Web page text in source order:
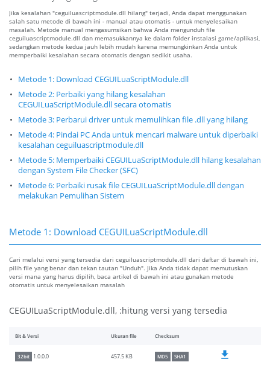
Jika kesalahan "ceguiluascriptmodule.dll hilang" terjadi, Anda dapat menggunakan
salah satu metode di bawah ini - manual atau otomatis - untuk menyelesaikan
masalah. Metode manual mengasumsikan bahwa Anda mengunduh file
ceguiluascriptmodule.dll dan memasukkannya ke dalam folder instalasi game/aplikasi,
sedangkan metode kedua jauh lebih mudah karena memungkinkan Anda untuk
memperbaiki kesalahan secara otomatis dengan sedikit usaha.
Metode 1: Download CEGUILuaScriptModule.dll
Metode 2: Perbaiki yang hilang kesalahan
CEGUILuaScriptModule.dll secara otomatis
Metode 3: Perbarui driver untuk memulihkan file .dll yang hilang
Metode 4: Pindai PC Anda untuk mencari malware untuk diperbaiki
kesalahan ceguiluascriptmodule.dll
Metode 5: Memperbaiki CEGUILuaScriptModule.dll hilang kesalahan
dengan System File Checker (SFC)
Metode 6: Perbaiki rusak file CEGUILuaScriptModule.dll dengan
melakukan Pemulihan Sistem
Metode 1: Download CEGUILuaScriptModule.dll
Cari melalui versi yang tersedia dari ceguiluascriptmodule.dll dari daftar di bawah ini,
pilih file yang benar dan tekan tautan "Unduh". Jika Anda tidak dapat memutuskan
versi mana yang harus dipilih, baca artikel di bawah ini atau gunakan metode
otomatis untuk menyelesaikan masalah
CEGUILuaScriptModule.dll, :hitung versi yang tersedia
Bit & Versi Ukuran file Checksum
32bit 1.0.0.0 457.5 KB MD5 SHA1